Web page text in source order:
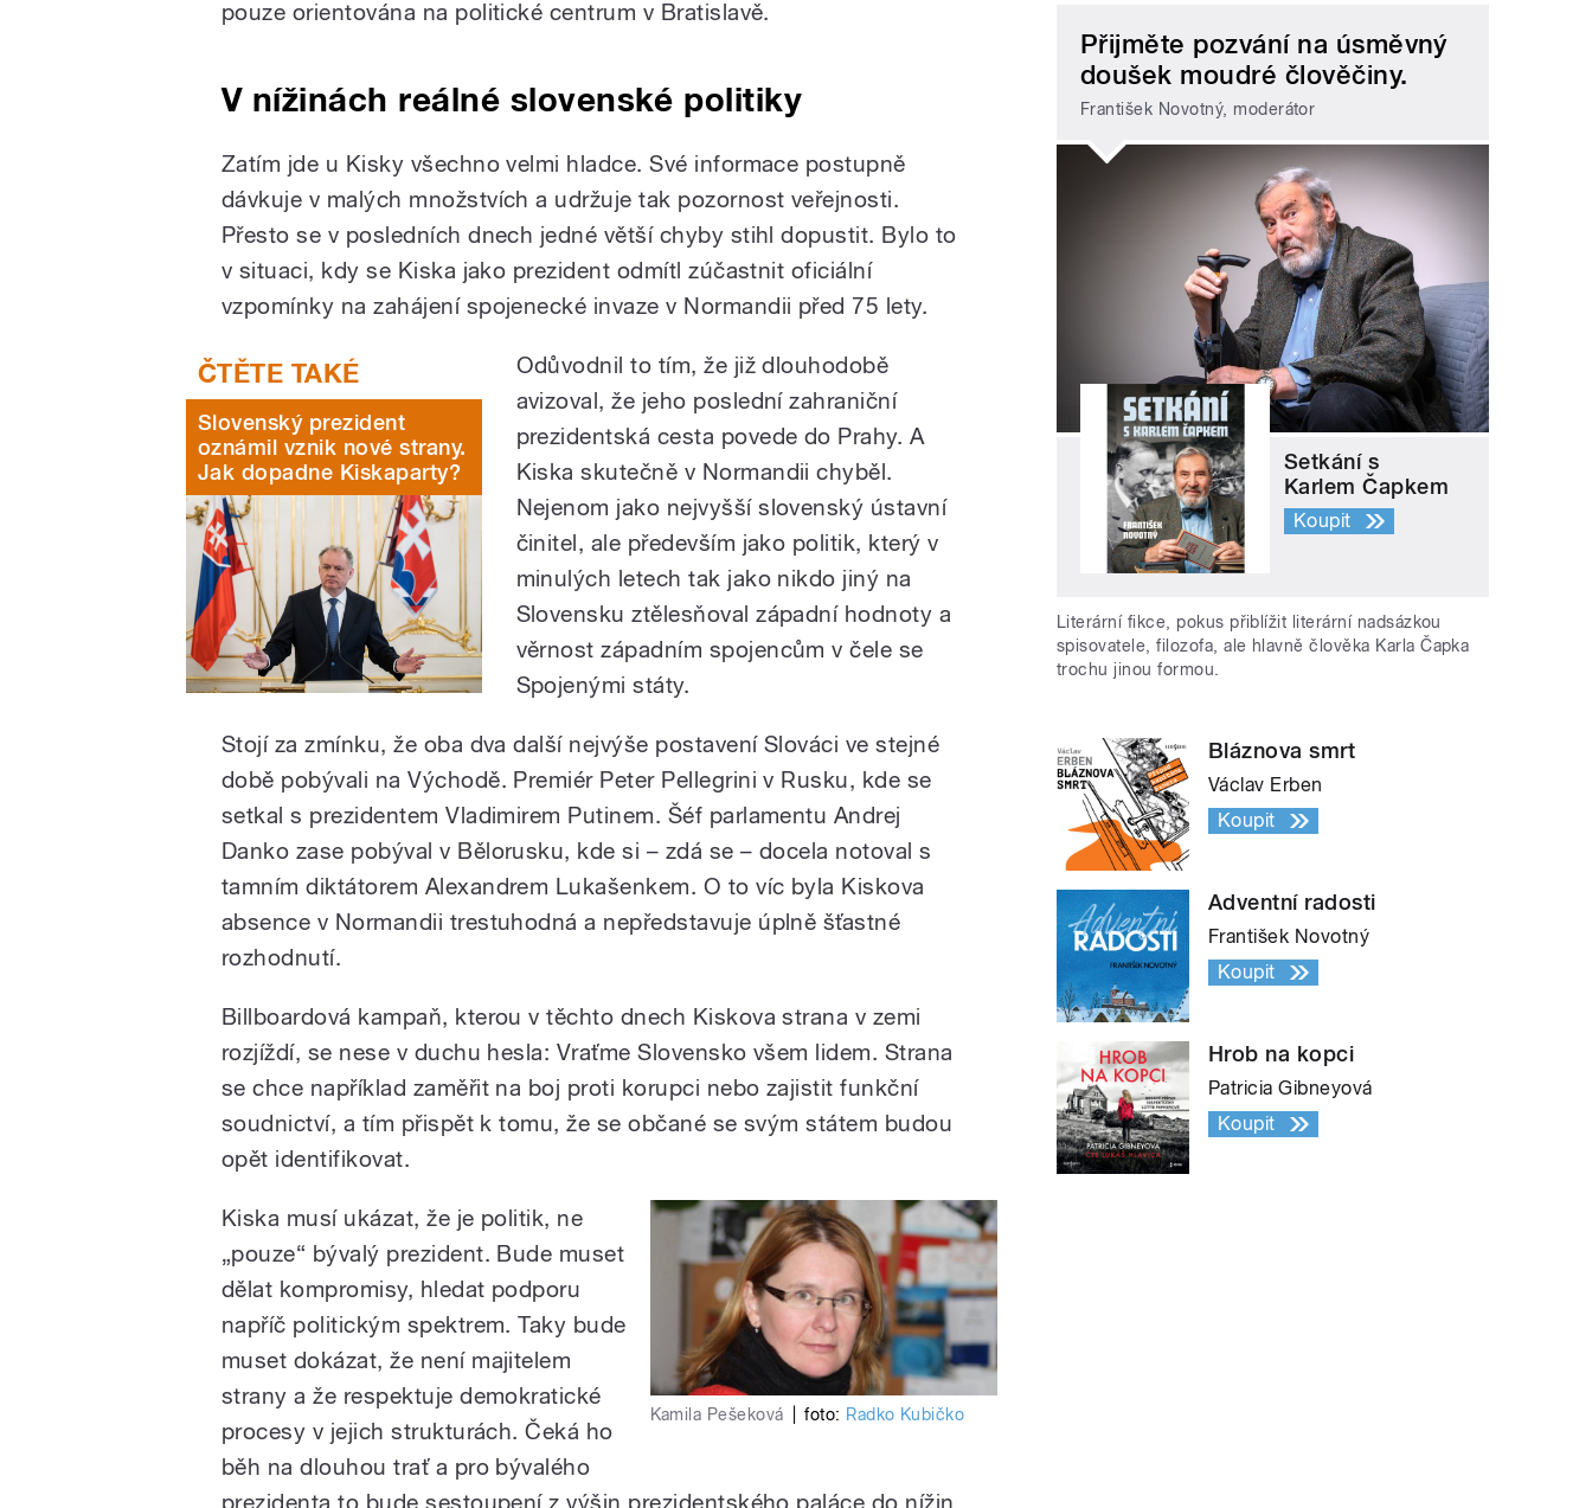
pouze orientována na politické centrum v Bratislavě.
V nížinách reálné slovenské politiky
Zatím jde u Kisky všechno velmi hladce. Své informace postupně
dávkuje v malých množstvích a udržuje tak pozornost veřejnosti.
Přesto se v posledních dnech jedné větší chyby stihl dopustit. Bylo to
v situaci, kdy se Kiska jako prezident odmítl zúčastnit oficiální
vzpomínky na zahájení spojenecké invaze v Normandii před 75 lety.
Slovenský prezident
oznámil vznik nové strany.
Jak dopadne Kiskaparty?
Odůvodnil to tím, že již dlouhodobě
avizoval, že jeho poslední zahraniční
prezidentská cesta povede do Prahy. A
Kiska skutečně v Normandii chyběl.
Nejenom jako nejvyšší slovenský ústavní
činitel, ale především jako politik, který v
minulých letech tak jako nikdo jiný na
Slovensku ztělesňoval západní hodnoty a
věrnost západním spojencům v čele se
Spojenými státy.
Stojí za zmínku, že oba dva další nejvýše postavení Slováci ve stejné
době pobývali na Východě. Premiér Peter Pellegrini v Rusku, kde se
setkal s prezidentem Vladimirem Putinem. Šéf parlamentu Andrej
Danko zase pobýval v Bělorusku, kde si – zdá se – docela notoval s
tamním diktátorem Alexandrem Lukašenkem. O to víc byla Kiskova
absence v Normandii trestuhodná a nepředstavuje úplně šťastné
rozhodnutí.
Billboardová kampaň, kterou v těchto dnech Kiskova strana v zemi
rozjíždí, se nese v duchu hesla: Vraťme Slovensko všem lidem. Strana
se chce například zaměřit na boj proti korupci nebo zajistit funkční
soudnictví, a tím přispět k tomu, že se občané se svým státem budou
opět identifikovat.
Kamila Pešeková foto: Radko Kubičko
Kiska musí ukázat, že je politik, ne
„pouze“ bývalý prezident. Bude muset
dělat kompromisy, hledat podporu
napříč politickým spektrem. Taky bude
muset dokázat, že není majitelem
strany a že respektuje demokratické
procesy v jejich strukturách. Čeká ho
běh na dlouhou trať a pro bývalého
prezidenta to bude sestoupení z výšin prezidentského paláce do nížin
Přijměte pozvání na úsměvný
doušek moudré člověčiny.
František Novotný, moderátor
Setkání s
Karlem Čapkem
Koupit
Literární fikce, pokus přiblížit literární nadsázkou
spisovatele, filozofa, ale hlavně člověka Karla Čapka
trochu jinou formou.
Bláznova smrt
Václav Erben
Koupit
Adventní radosti
František Novotný
Koupit
Hrob na kopci
Patricia Gibneyová
Koupit